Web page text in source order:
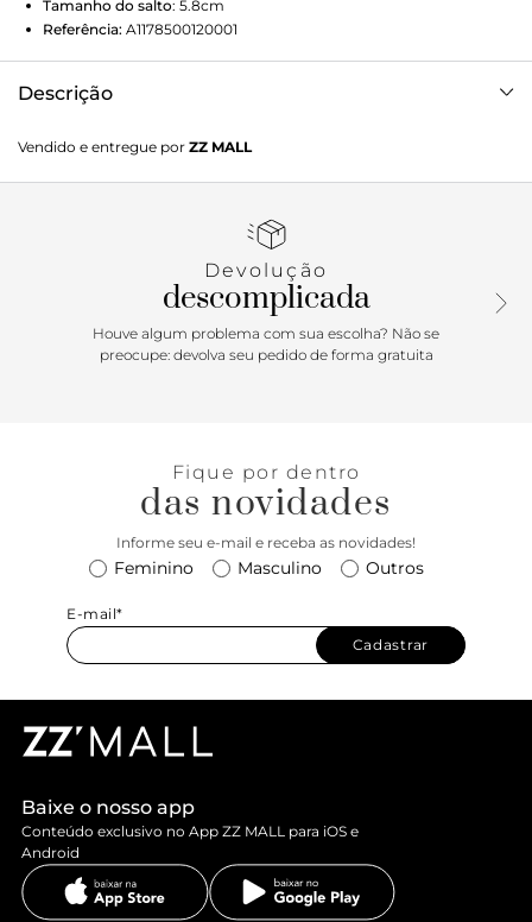
Tamanho do salto: 5.8cm
Referência: A1178500120001
Descrição
bico quadrado. Traz tira fina que passa entre os dedos,
conectada a mais uma tira fina e bombada no peito do pé.
fivela metálica lateral. Com palmilha bege e inscrição do
A sandália para toda e qualquer produção de verão! O
Vendido e entregue por ZZ MALL
Devolução
descomplicada
Houve algum problema com sua escolha? Não se
preocupe: devolva seu pedido de forma gratuita
Fique por dentro
das novidades
Informe seu e-mail e receba as novidades!
Feminino Masculino Outros
E-mail*
Cadastrar
Baixe o nosso app
Conteúdo exclusivo no App ZZ MALL para iOS e
Android